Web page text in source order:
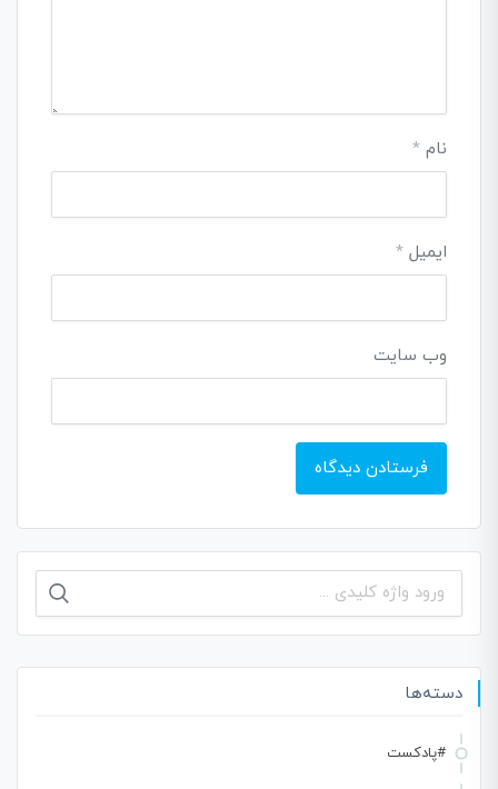
نام *
ایمیل *
وب‌ سایت
جستجو
برای:
دسته‌ها
#پادکست